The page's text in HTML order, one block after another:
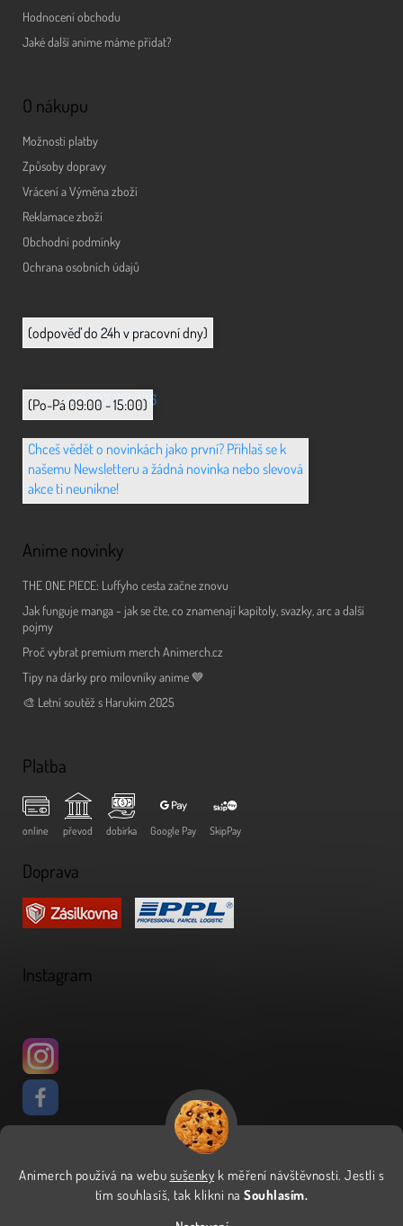
Animerch používá na webu sušenky k měření návštěvnosti. Jestli s
tím souhlasíš, tak klikni naSouhlasím.
Hodnocení obchodu
Jaké další anime máme přidat?
O nákupu
Možnosti platby
Způsoby dopravy
Vrácení a Výměna zboží
Reklamace zboží
Obchodní podmínky
Ochrana osobních údajů
info@animerch.cz
(odpověď do 24h v pracovní dny)
+420 702 851 036
(Po-Pá 09:00 - 15:00)
Chceš vědět o novinkách jako první? Přihlaš se k
našemu Newsletteru a žádná novinka nebo slevová
akce ti neunikne!
Anime novinky
THE ONE PIECE: Luffyho cesta začne znovu
Jak funguje manga - jak se čte, co znamenají kapitoly, svazky, arc a další
pojmy
Proč vybrat premium merch Animerch.cz
Tipy na dárky pro milovníky anime 💙
🎨 Letní soutěž s Harukim 2025
Platba
online převod dobírka Google Pay SkipPay
Doprava
Instagram
Vytvořil Shoptet